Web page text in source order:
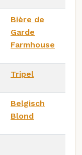
Bière de
Garde
Farmhouse
Tripel
Belgisch
Blond